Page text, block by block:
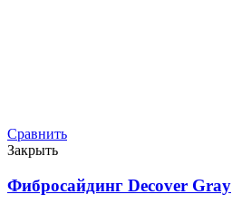
Сравнить
Закрыть
Фибросайдинг Decover Gray